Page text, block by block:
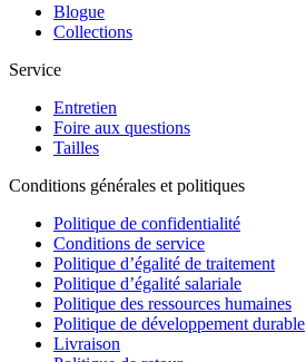
Blogue
Collections
Service
Entretien
Foire aux questions
Tailles
Conditions générales et politiques
Politique de confidentialité
Conditions de service
Politique d’égalité de traitement
Politique d’égalité salariale
Politique des ressources humaines
Politique de développement durable
Livraison